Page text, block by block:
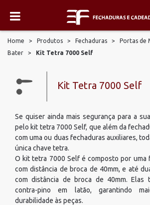
Home > Produtos > Fechaduras > Portas de
Bater > Kit Tetra 7000 Self
Kit Tetra 7000 Self
Se quiser ainda mais segurança para a
pelo kit tetra 7000 Self, que além da
com uma ou duas fechaduras auxiliares,
única chave tetra.
O kit tetra 7000 Self é composto por uma
com distância de broca de 40mm, e até
com distância de broca de 40mm. Elas
contra-pino em latão, garantindo
durabilidade às peças.